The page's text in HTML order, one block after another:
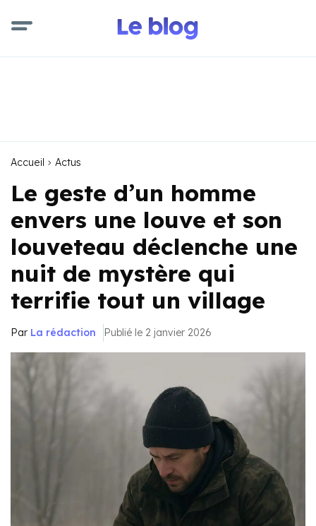
Accueil Actus
Le geste d’un homme
envers une louve et son
louveteau déclenche une
nuit de mystère qui
terrifie tout un village
Par La rédaction Publié le 2 janvier 2026